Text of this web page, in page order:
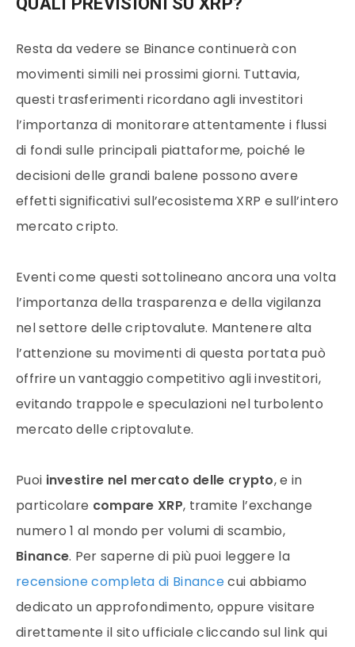
Resta da vedere se Binance continuerà con
movimenti simili nei prossimi giorni. Tuttavia,
questi trasferimenti ricordano agli investitori
l’importanza di monitorare attentamente i flussi
di fondi sulle principali piattaforme, poiché le
decisioni delle grandi balene possono avere
effetti significativi sull’ecosistema XRP e sull’intero
mercato cripto.
Eventi come questi sottolineano ancora una volta
l’importanza della trasparenza e della vigilanza
nel settore delle criptovalute. Mantenere alta
l’attenzione su movimenti di questa portata può
offrire un vantaggio competitivo agli investitori,
evitando trappole e speculazioni nel turbolento
mercato delle criptovalute.
Puoi investire nel mercato delle crypto, e in
particolare compare XRP, tramite l’exchange
numero 1 al mondo per volumi di scambio,
Binance. Per saperne di più puoi leggere la
recensione completa di Binancecui abbiamo
dedicato un approfondimento, oppure visitare
direttamente il sito ufficiale cliccando sul link qui